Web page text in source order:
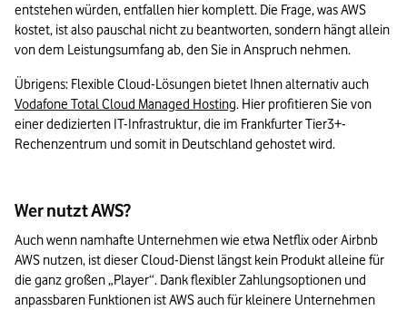
entstehen würden, entfallen hier komplett. Die Frage, was AWS
kostet, ist also pauschal nicht zu beantworten, sondern hängt allein
von dem Leistungsumfang ab, den Sie in Anspruch nehmen.
Vodafone Total Cloud Managed Hosting. Hier profitieren Sie von
einer dedizierten IT-Infrastruktur, die im Frankfurter Tier3+-
Rechenzentrum und somit in Deutschland gehostet wird.
Wer nutzt AWS?
Auch wenn namhafte Unternehmen wie etwa Netflix oder Airbnb
AWS nutzen, ist dieser Cloud-Dienst längst kein Produkt alleine für
die ganz großen „Player“. Dank flexibler Zahlungsoptionen und
anpassbaren Funktionen ist AWS auch für kleinere Unternehmen